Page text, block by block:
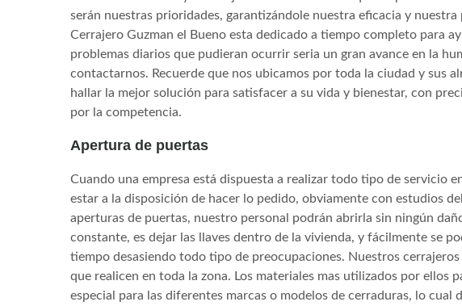
serán nuestras prioridades, garantizándole nuestra eficacia y
Cerrajero Guzman el Bueno esta dedicado a tiempo completo para
problemas diarios que pudieran ocurrir seria un gran avance en la
contactarnos. Recuerde que nos ubicamos por toda la ciudad y sus
hallar la mejor solución para satisfacer a su vida y bienestar, con
por la competencia.
Apertura de puertas
Cuando una empresa está dispuesta a realizar todo tipo de servicio
estar a la disposición de hacer lo pedido, obviamente con estudios
aperturas de puertas, nuestro personal podrán abrirla sin ningún
constante, es dejar las llaves dentro de la vivienda, y fácilmente se
tiempo desasiendo todo tipo de preocupaciones. Nuestros
que realicen en toda la zona. Los materiales mas utilizados por ellos
especial para las diferentes marcas o modelos de cerraduras, lo cual